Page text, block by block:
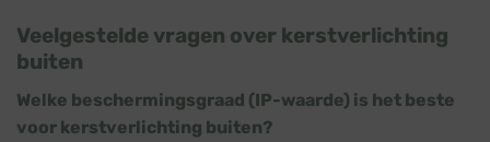
Veelgestelde vragen over kerstverlichting
buiten
Welke beschermingsgraad (IP-waarde) is het beste
voor kerstverlichting buiten?